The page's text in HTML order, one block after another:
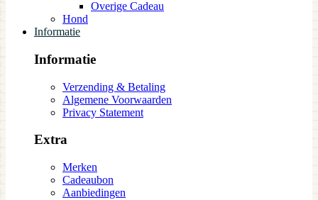
Overige Cadeau
Hond
Informatie
Informatie
Verzending & Betaling
Algemene Voorwaarden
Privacy Statement
Extra
Merken
Cadeaubon
Aanbiedingen